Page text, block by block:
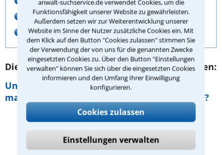
anwalt-suchservice.de verwendet Cookies, um die
Funktionsfähigkeit unserer Website zu gewährleisten.
Außerdem setzen wir zur Weiterentwicklung unserer
Website im Sinne der Nutzer zusätzliche Cookies ein. Mit
dem Klick auf den Button "Cookies zulassen" stimmen Sie
der Verwendung der von uns für die genannten Zwecke
eingesetzten Cookies zu. Über den Button "Einstellungen
verwalten" können Sie sich über die eingesetzten Cookies
informieren und den Umfang Ihrer Einwilligung
konfigurieren.
Cookies zulassen
Einstellungen verwalten
Pfändungsfreibetrag berechnen
Interaktive Formulare
Diese Beiträge könnten Sie auch interessieren:
Unfallflucht: Wann liegt sie vor und wann
mache ich mich wegen Fahrerflucht strafbar?